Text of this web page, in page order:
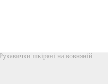
Рукавички шкіряні на вовняній